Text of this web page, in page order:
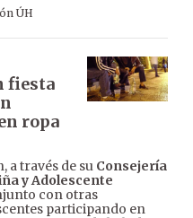
ÚH
fiesta
ropa
a través de su Consejería
y Adolescente
con otras
participando en